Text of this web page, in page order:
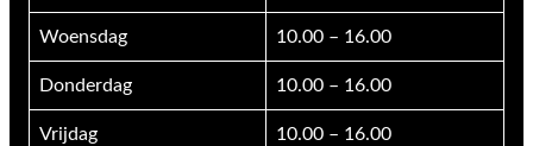
Woensdag 10.00 – 16.00
Donderdag 10.00 – 16.00
Vrijdag 10.00 – 16.00